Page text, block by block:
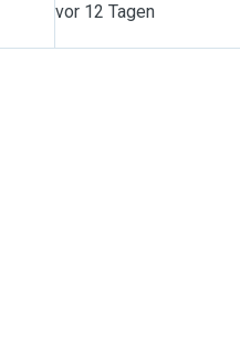
vor 12 Tagen